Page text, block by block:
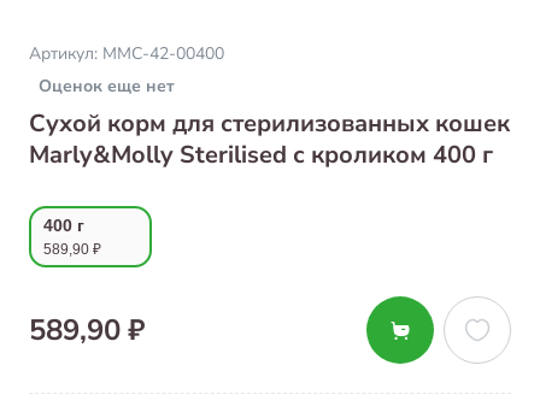
Артикул: ММС-42-00400
Оценок еще нет
Сухой корм для стерилизованных кошек
Marly&Molly Sterilised с кроликом 400 г
400 г
589,90 ₽
589,90 ₽